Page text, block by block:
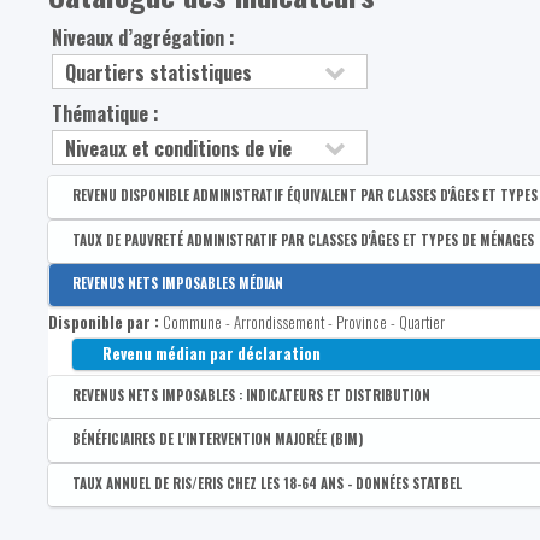
Niveaux d’agrégation :
Thématique :
REVENU DISPONIBLE ADMINISTRATIF ÉQUIVALENT PAR CLASSES D'ÂGES ET
Disponible par :Commune - Arrondissement - Province - Quartier
Médian du revenu administratif disponible équivalent de la
1er quartile du revenu administratif disponible équivalent de
3e quartile du revenu administratif disponible équivalent de
TAUX DE PAUVRETÉ ADMINISTRATIF PAR CLASSES D'ÂGES ET TYPES DE MÉNAGES
Disponible par : Commune - Arrondissement - Province - Quartier
Taux de pauvreté administratif de la population
REVENUS NETS IMPOSABLES MÉDIAN
Disponible par : Commune - Arrondissement - Province - Quartier
Revenu médian par déclaration
REVENUS NETS IMPOSABLES : INDICATEURS ET DISTRIBUTION
Disponible par : Commune - Arrondissement - Province - Quartier
Coefficient interquartile des revenus nets imposables par
BÉNÉFICIAIRES DE L'INTERVENTION MAJORÉE (BIM)
Disponible par :Commune - Arrondissement - Province - Quartier
Part de bénéficiaire de l’intervention majorée (BIM) : total
TAUX ANNUEL DE RIS/ERIS CHEZ LES 18-64 ANS - DONNÉES STATBEL